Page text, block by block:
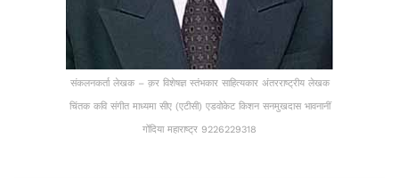
संकलनकर्ता लेखक – क़र विशेषज्ञ स्तंभकार साहित्यकार अंतरराष्ट्रीय लेखक
चिंतक कवि संगीत माध्यमा सीए (एटीसी) एडवोकेट किशन सनमुखदास भावनानीं
गोंदिया महाराष्ट्र 9226229318